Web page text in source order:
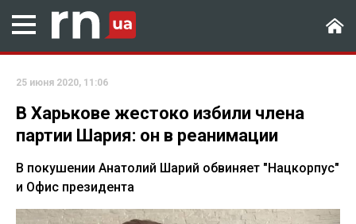
25 июня 2020, 11:06
В Харькове жестоко избили члена
партии Шария: он в реанимации
В покушении Анатолий Шарий обвиняет "Нацкорпус"
и Офис президента